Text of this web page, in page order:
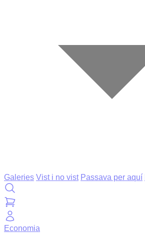
Galeries Vist i no vist Passava per aquí
Economia